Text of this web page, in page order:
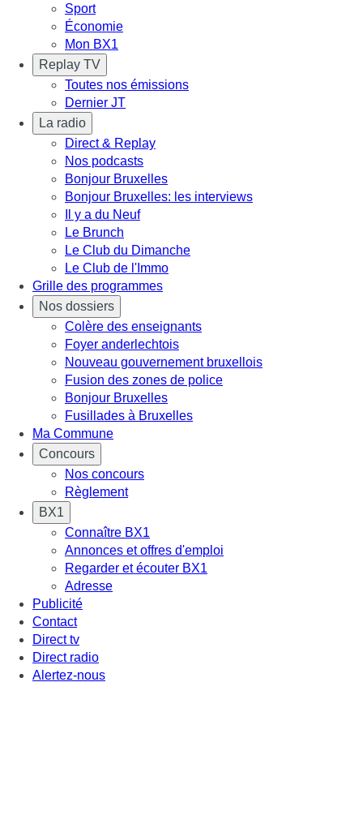
Sport
Économie
Mon BX1
Replay TV
Toutes nos émissions
Dernier JT
La radio
Direct & Replay
Nos podcasts
Bonjour Bruxelles
Bonjour Bruxelles: les interviews
Il y a du Neuf
Le Brunch
Le Club du Dimanche
Le Club de l'Immo
Grille des programmes
Nos dossiers
Colère des enseignants
Foyer anderlechtois
Nouveau gouvernement bruxellois
Fusion des zones de police
Bonjour Bruxelles
Fusillades à Bruxelles
Ma Commune
Concours
Nos concours
Règlement
BX1
Connaître BX1
Annonces et offres d'emploi
Regarder et écouter BX1
Adresse
Publicité
Contact
Direct tv
Direct radio
Alertez-nous